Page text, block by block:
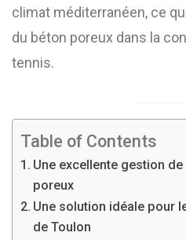
climat méditerranéen, ce
du béton poreux dans la
tennis.
Table of Contents
Une excellente gestion de
poreux
Une solution idéale pour
de Toulon